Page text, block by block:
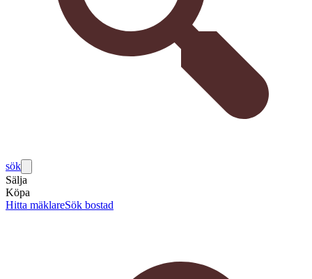
sök
Sälja
Köpa
Hitta mäklareSök bostad